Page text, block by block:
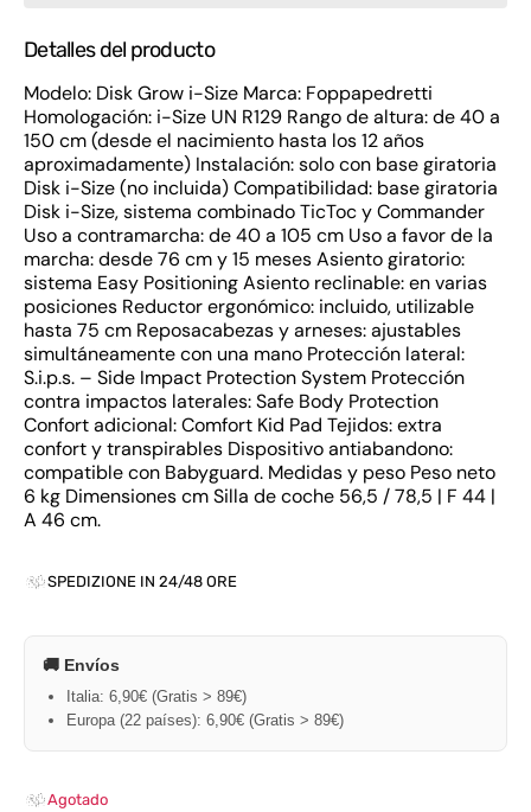
Detalles del producto
Modelo: Disk Grow i-Size Marca: Foppapedretti
Homologación: i-Size UN R129 Rango de altura: de 40 a
150 cm (desde el nacimiento hasta los 12 años
aproximadamente) Instalación: solo con base giratoria
Disk i-Size (no incluida) Compatibilidad: base giratoria
Disk i-Size, sistema combinado TicToc y Commander
Uso a contramarcha: de 40 a 105 cm Uso a favor de la
marcha: desde 76 cm y 15 meses Asiento giratorio:
sistema Easy Positioning Asiento reclinable: en varias
posiciones Reductor ergonómico: incluido, utilizable
hasta 75 cm Reposacabezas y arneses: ajustables
simultáneamente con una mano Protección lateral:
S.i.p.s. – Side Impact Protection System Protección
contra impactos laterales: Safe Body Protection
Confort adicional: Comfort Kid Pad Tejidos: extra
confort y transpirables Dispositivo antiabandono:
compatible con Babyguard. Medidas y peso Peso neto
6 kg Dimensiones cm Silla de coche 56,5 / 78,5 | F 44 |
A 46 cm.
SPEDIZIONE IN 24/48 ORE
🚚 Envíos
Italia: 6,90€ (Gratis > 89€)
Europa (22 países): 6,90€ (Gratis > 89€)
Agotado